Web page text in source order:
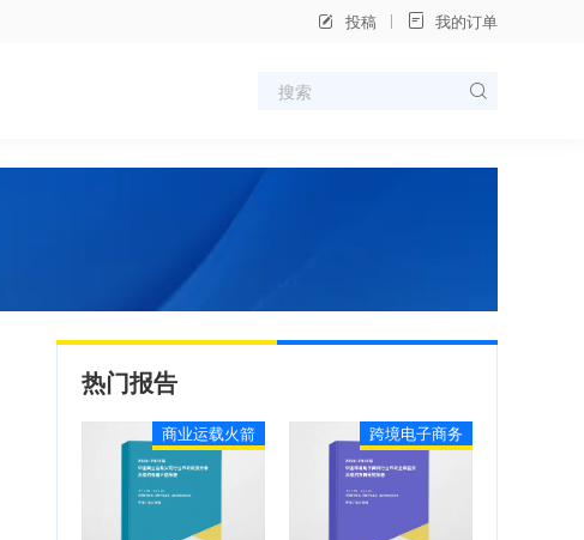
投稿 我的订单
热门报告
商业运载火箭 跨境电子商务